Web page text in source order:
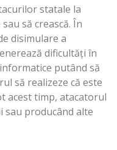
statale la
să crească. În
disimulare a
dificultăţi în
putând să
să realizeze că este
acest timp, atacatorul
producând alte